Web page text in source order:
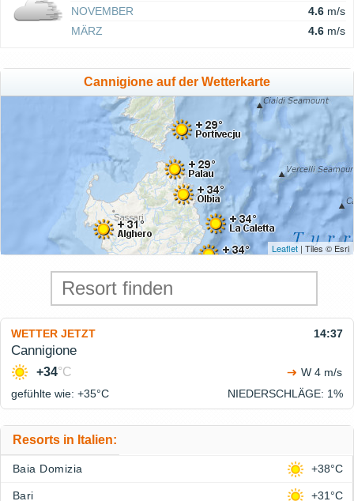
NOVEMBER 4.6 m/s
MÄRZ
4.6 m/s
Cannigione auf der Wetterkarte
Leaflet | Tiles © Esri
WETTER JETZT 14:37
Cannigione
+34°C
W 4 m/s
gefühlte wie: +35°C NIEDERSCHLÄGE: 1%
Resorts in Italien:
Baia Domizia +38°C
Bari +31°C